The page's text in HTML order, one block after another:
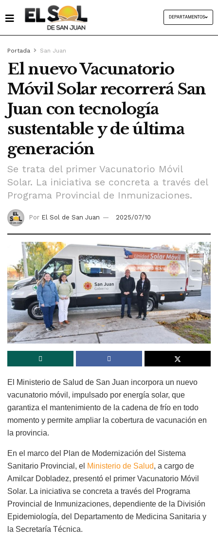
DEPARTAMENTOS
Portada San Juan
El nuevo Vacunatorio
Móvil Solar recorrerá San
Juan con tecnología
sustentable y de última
generación
Se trata del primer Vacunatorio Móvil
Solar. La iniciativa se concreta a través del
Programa Provincial de Inmunizaciones.
Por El Sol de San Juan 2025/07/10
El Ministerio de Salud de San Juan incorpora un nuevo
vacunatorio móvil, impulsado por energía solar, que
garantiza el mantenimiento de la cadena de frío en todo
momento y permite ampliar la cobertura de vacunación en
la provincia.
En el marco del Plan de Modernización del Sistema
Sanitario Provincial, el Ministerio de Salud, a cargo de
Amilcar Dobladez, presentó el primer Vacunatorio Móvil
Solar. La iniciativa se concreta a través del Programa
Provincial de Inmunizaciones, dependiente de la División
Epidemiología, del Departamento de Medicina Sanitaria y
la Secretaría Técnica.